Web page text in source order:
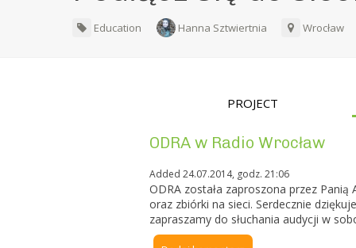
Education Hanna Sztwiertnia Wrocław
PROJECT
ODRA w Radio Wrocław
Added 24.07.2014, godz. 21:06
ODRA została zaproszona przez
oraz zbiórki na sieci. Serdecznie
zapraszamy do słuchania audycji w